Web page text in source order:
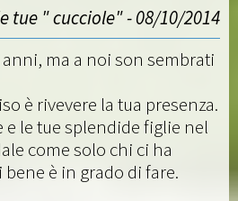
tue " cucciole" - 08/10/2014
ma a noi son sembrati
è rivevere la tua presenza.
e le tue splendide figlie nel
come solo chi ci ha
è in grado di fare.